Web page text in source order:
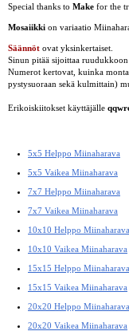
Special thanks to Make for the
Mosaiikki on variaatio
Säännöt ovat yksinkertaiset.
Sinun pitää sijoittaa ruudukkoon
Numerot kertovat, kuinka
pystysuoraan sekä kulmittain)
Erikoiskiitokset käyttäjälle
5x5 Helppo Miinaharava
5x5 Vaikea Miinaharava
7x7 Helppo Miinaharava
7x7 Vaikea Miinaharava
10x10 Helppo Miinaharava
10x10 Vaikea Miinaharava
15x15 Helppo Miinaharava
15x15 Vaikea Miinaharava
20x20 Helppo Miinaharava
20x20 Vaikea Miinaharava